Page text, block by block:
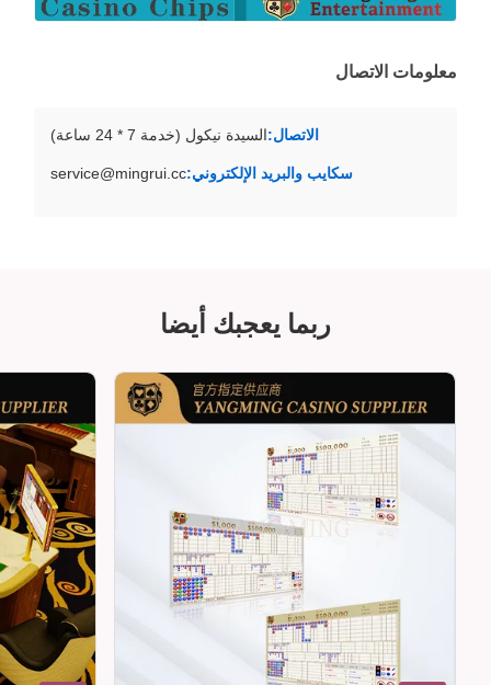
معلومات الاتصال
الاتصال:السيدة نيكول (خدمة 7 * 24 ساعة)
سكايب والبريد الإلكتروني:service@mingrui.cc
ربما يعجبك أيضا